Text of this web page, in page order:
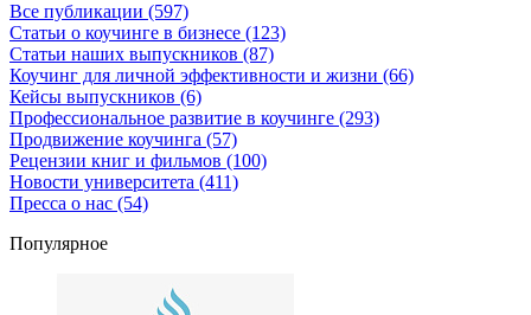
Все публикации (597)
Статьи о коучинге в бизнесе (123)
Статьи наших выпускников (87)
Коучинг для личной эффективности и жизни (66)
Кейсы выпускников (6)
Профессиональное развитие в коучинге (293)
Продвижение коучинга (57)
Рецензии книг и фильмов (100)
Новости университета (411)
Пресса о нас (54)
Популярное